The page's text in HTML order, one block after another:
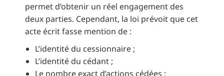
permet d’obtenir un réel engagement des
deux parties. Cependant, la loi prévoit que cet
acte écrit fasse mention de :
L’identité du cessionnaire ;
L’identité du cédant ;
Le nombre exact d’actions cédées ;